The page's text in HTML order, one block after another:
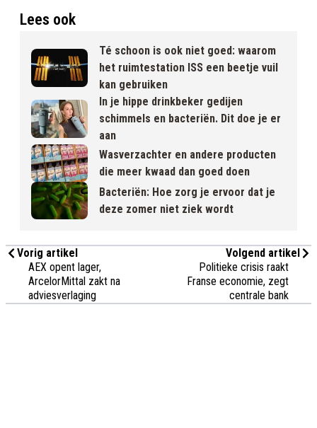
Lees ook
Té schoon is ook niet goed: waarom
het ruimtestation ISS een beetje vuil
kan gebruiken
In je hippe drinkbeker gedijen
schimmels en bacteriën. Dit doe je er
aan
Wasverzachter en andere producten
die meer kwaad dan goed doen
Bacteriën: Hoe zorg je ervoor dat je
deze zomer niet ziek wordt
Vorig artikel
AEX opent lager,
ArcelorMittal zakt na
adviesverlaging
Volgend artikel
Politieke crisis raakt
Franse economie, zegt
centrale bank